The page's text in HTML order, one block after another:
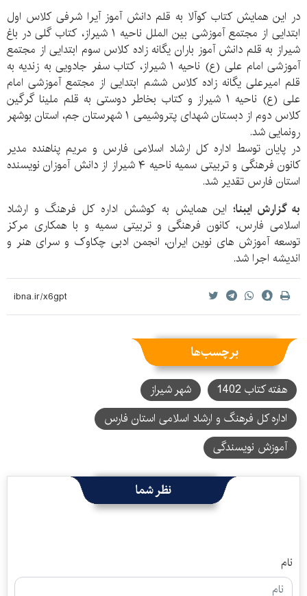
در این همایش کتاب کوآلا به قلم دانش آموز آیرا شرفی کلاس اول
ابتدایی از مجتمع آموزشی بین الملل ناحیه ۱ شیراز، کتاب گلی در باغ
شیراز به قلم دانش آموز باران یگانه زاده کلاس سوم ابتدایی از مجتمع
آموزشی امام علی (ع) ناحیه ۱ شیراز، کتاب سفر جادویی به زندیه به
قلم امیرعلی یگانه زاده کلاس ششم ابتدایی از مجتمع آموزشی امام
علی (ع) ناحیه ۱ شیراز و کتاب بخاطر دوستی به قلم ملینا گرگین
کلاس دوم از دبستان شهدای پتروشیمی ۱ شهرستان جم، استان بوشهر
رونمایی شد.
در پایان توسط اداره کل ارشاد اسلامی فارس و مریم پناهنده مدیر
کانون فرهنگی و تربیتی سمیه ناحیه ۴ شیراز از دانش آموزان نویسنده
استان فارس تقدیر شد.
به گزارش ایبنا؛ این همایش به کوشش اداره کل فرهنگ و ارشاد
اسلامی فارس، کانون فرهنگی و تربیتی سمیه و با همکاری مرکز
توسعه آموزش های نوین ایران، انجمن ادبی چکاوک و سرای هنر و
اندیشه اجرا شد.
برچسب‌ها
هفته کتاب 1402
شهر شیراز
اداره کل فرهنگ و ارشاد اسلامی استان فارس
آموزش نویسندگی
نظر شما
نام